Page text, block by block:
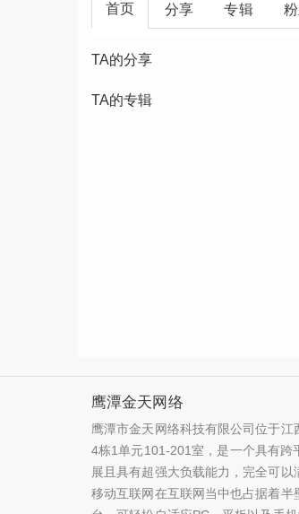
首页 分享 专辑
TA的分享
TA的专辑
鹰潭金天网络
鹰潭市金天网络科技有限公司位于
4栋1单元101-201室，是一个具有跨
展且具有超强大负载能力，完全可
移动互联网在互联网当中也占据着